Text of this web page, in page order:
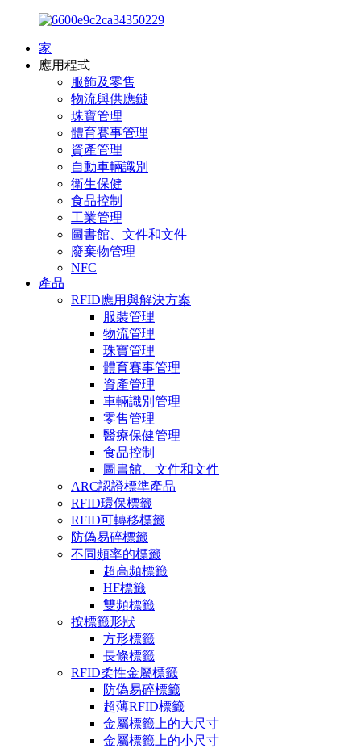
家
應用程式
服飾及零售
物流與供應鏈
珠寶管理
體育賽事管理
資產管理
自動車輛識別
衛生保健
食品控制
工業管理
圖書館、文件和文件
廢棄物管理
NFC
產品
RFID應用與解決方案
服裝管理
物流管理
珠寶管理
體育賽事管理
資產管理
車輛識別管理
零售管理
醫療保健管理
食品控制
圖書館、文件和文件
ARC認證標準產品
RFID環保標籤
RFID可轉移標籤
防偽易碎標籤
不同頻率的標籤
超高頻標籤
HF標籤
雙頻標籤
按標籤形狀
方形標籤
長條標籤
RFID柔性金屬標籤
防偽易碎標籤
超薄RFID標籤
金屬標籤上的大尺寸
金屬標籤上的小尺寸